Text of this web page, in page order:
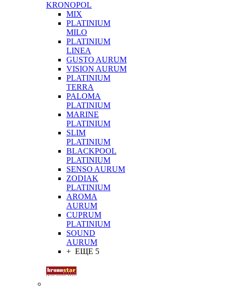
KRONOPOL
MIX
PLATINIUM
MILO
PLATINIUM
LINEA
GUSTO AURUM
VISION AURUM
PLATINIUM
TERRA
PALOMA
PLATINIUM
MARINE
PLATINIUM
SLIM
PLATINIUM
BLACKPOOL
PLATINIUM
SENSO AURUM
ZODIAK
PLATINIUM
AROMA
AURUM
CUPRUM
PLATINIUM
SOUND
AURUM
+ ЕЩЕ 5